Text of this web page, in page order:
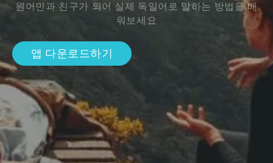
원어민과 친구가 되어 실제 독일어로 말하는 방법을 배
워보세요
앱 다운로드하기